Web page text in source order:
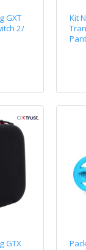
GXT
2/
Kit
GTX